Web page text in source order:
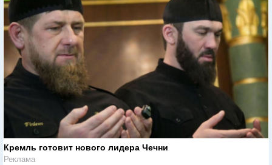
Кремль готовит нового лидера Чечни
Реклама